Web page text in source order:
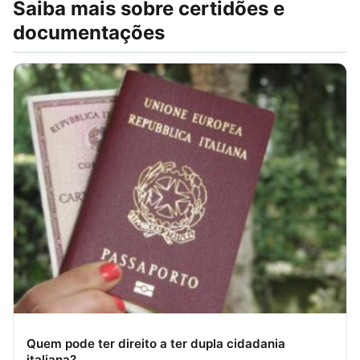
Saiba mais sobre certidões e
documentações
Quem pode ter direito a ter dupla cidadania